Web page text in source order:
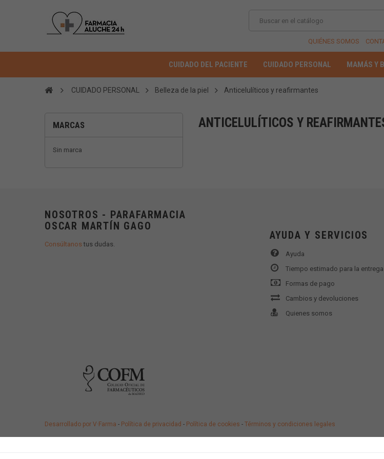
QUIÉNES SOMOS
CUIDADO DEL PACIENTE CUIDADO PERSONAL MAMÁS Y
CUIDADO PERSONAL Belleza de la piel Anticelulíticos y reafirmantes
MARCAS
Sin marca
ANTICELULÍTICOS Y
NOSOTROS - PARAFARMACIA
OSCAR MARTÍN GAGO
Consúltanostus dudas.
AYUDA Y SERVICIOS
Ayuda
Tiempo estimado para la entrega
Formas de pago
Cambios y devoluciones
Quienes somos
Desarrollado por V·Farma - Política de privacidad - Política de cookies - Términos y condiciones legales